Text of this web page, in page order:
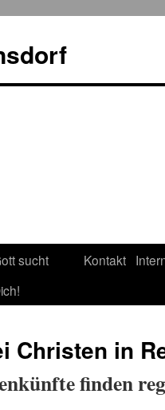
sucht
Kontakt
Christen in
finden